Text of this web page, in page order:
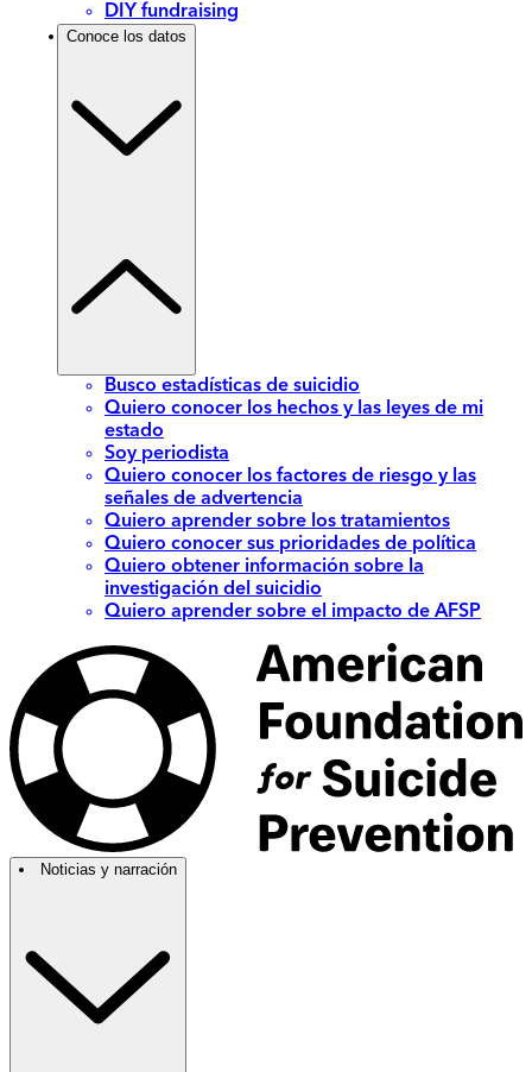
DIY fundraising
Conoce los datos
Busco estadísticas de suicidio
Quiero conocer los hechos y las leyes de mi
estado
Soy periodista
Quiero conocer los factores de riesgo y las
señales de advertencia
Quiero aprender sobre los tratamientos
Quiero conocer sus prioridades de política
Quiero obtener información sobre la
investigación del suicidio
Quiero aprender sobre el impacto de AFSP
Noticias y narración